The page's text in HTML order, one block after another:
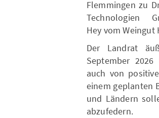
Flemmingen zu
Technologien
Hey vom Weingut
Der Landrat
September
auch von
einem geplanten
und Ländern
abzufedern.